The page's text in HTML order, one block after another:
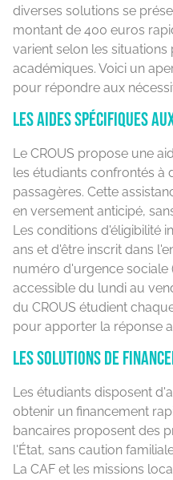
diverses solutions se
montant de 400 euros
varient selon les
académiques. Voici un
pour répondre aux
Les aides spécifiques
Le CROUS propose une
les étudiants confrontés à
passagères. Cette
en versement anticipé,
Les conditions d'éligibilité
ans et d'être inscrit dans
numéro d'urgence sociale
accessible du lundi au
du CROUS étudient
pour apporter la réponse
Les solutions de
Les étudiants disposent
obtenir un financement
bancaires proposent des
l'État, sans caution
La CAF et les missions